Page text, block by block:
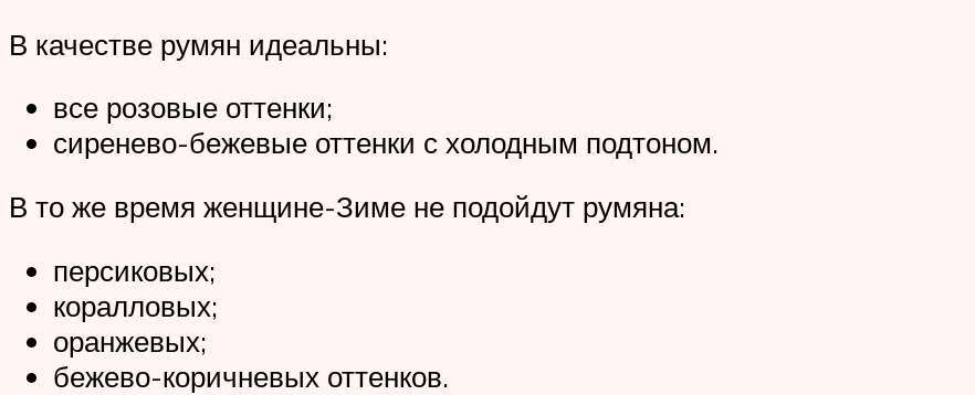
В качестве румян идеальны:
все розовые оттенки;
сиренево-бежевые оттенки с холодным подтоном.
В то же время женщине-Зиме не подойдут румяна:
персиковых;
коралловых;
оранжевых;
бежево-коричневых оттенков.